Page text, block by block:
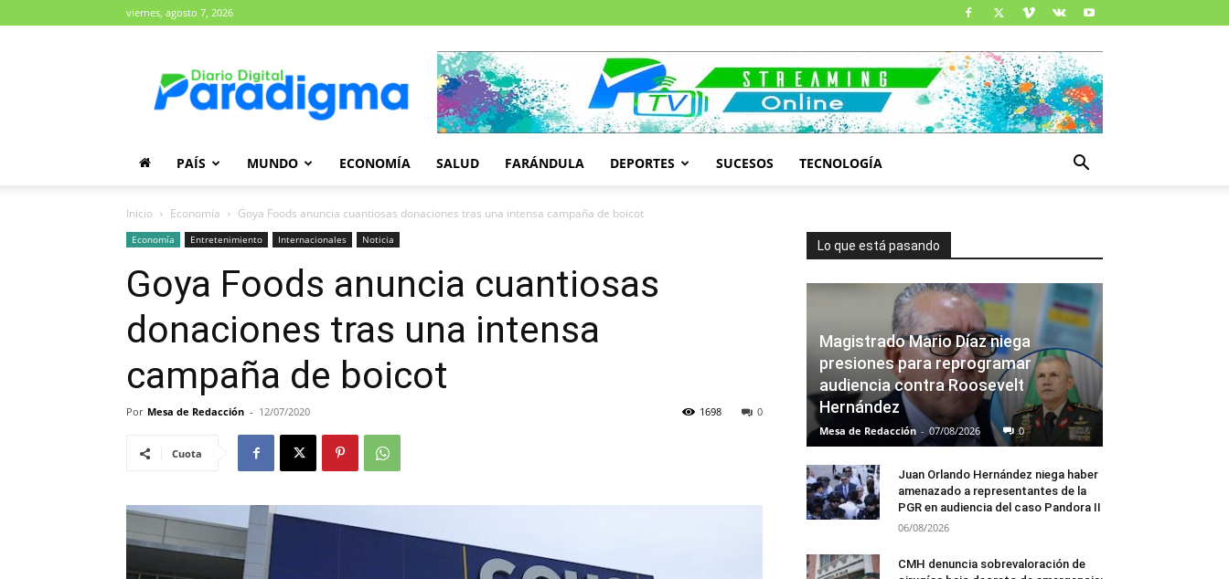
viernes, agosto 7, 2026
Paradigma
PAÍS MUNDO ECONOMÍA SALUD FARÁNDULA DEPORTES SUCESOS TECNOLOGÍA
Inicio Economía Goya Foods anuncia cuantiosas donaciones tras una intensa campaña de boicot
Economía Entretenimiento Internacionales Noticia
Goya Foods anuncia cuantiosas
donaciones tras una intensa
campaña de boicot
Por Mesa de Redacción - 12/07/2020 0
1698
Cuota
Lo que está pasando
Magistrado Mario Díaz niega
presiones para reprogramar
audiencia contra Roosevelt
Hernández
Mesa de Redacción - 07/08/2026 0
Juan Orlando Hernández niega haber
amenazado a representantes de la
PGR en audiencia del caso Pandora II
06/08/2026
CMH denuncia sobrevaloración de